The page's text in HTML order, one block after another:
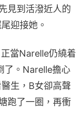
見到活潑近人的
迎接她。
當Narelle仍繞着
了。Narelle擔心
生，B女卻高聲
跑了一圈，再衝